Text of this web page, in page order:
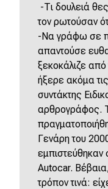
-Τι δουλειά
τον ρωτούσαν
-Να γράφω σε
απαντούσε
ξεκοκάλιζε
ήξερε ακόμα
συντάκτης
αρθρογράφος.
Γενάρη του
εμπιστεύθηκαν
Autocar.
τρόπον τινά: